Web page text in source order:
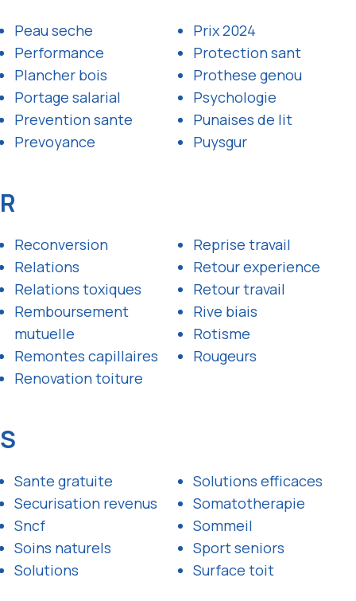
Peau seche
Performance
Plancher bois
Portage salarial
Prevention sante
Prevoyance
Prix 2024
Protection sant
Prothese genou
Psychologie
Punaises de lit
Puysgur
R
Reconversion
Relations
Relations toxiques
Remboursement
mutuelle
Remontes capillaires
Renovation toiture
Reprise travail
Retour experience
Retour travail
Rive biais
Rotisme
Rougeurs
S
Sante gratuite
Securisation revenus
Sncf
Soins naturels
Solutions
Solutions efficaces
Somatotherapie
Sommeil
Sport seniors
Surface toit